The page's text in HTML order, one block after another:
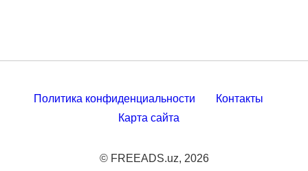
Политика конфиденциальности
Контакты
Карта сайта
© FREEADS.uz, 2026